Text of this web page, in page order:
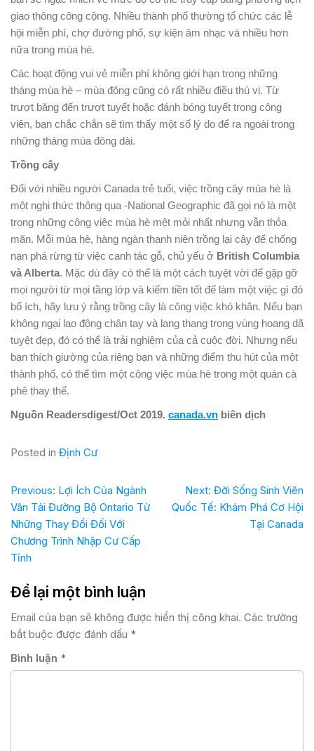
giao thông công cộng. Nhiều thành phố thường tổ chức các lễ
hội miễn phí, chợ đường phố, sự kiện âm nhạc và nhiều hơn
nữa trong mùa hè.
Các hoạt động vui vẻ miễn phí không giới hạn trong những
tháng mùa hè – mùa đông cũng có rất nhiều điều thú vị. Từ
trượt băng đến trượt tuyết hoặc đánh bóng tuyết trong công
viên, bạn chắc chắn sẽ tìm thấy một số lý do để ra ngoài trong
những tháng mùa đông dài.
Trồng cây
Đối với nhiều người Canada trẻ tuổi, việc trồng cây mùa hè là
một nghi thức thông qua -National Geographic đã gọi nó là một
trong những công việc mùa hè mệt mỏi nhất nhưng vẫn thỏa
mãn. Mỗi mùa hè, hàng ngàn thanh niên trồng lại cây để chống
nạn phá rừng từ việc canh tác gỗ, chủ yếu ở British Columbia
và Alberta. Mặc dù đây có thể là một cách tuyệt vời để gặp gỡ
mọi người từ mọi tầng lớp và kiếm tiền tốt để làm một việc gì đó
bổ ích, hãy lưu ý rằng trồng cây là công việc khó khăn. Nếu bạn
không ngại lao động chân tay và lang thang trong vùng hoang dã
tuyệt đẹp, đó có thể là trải nghiệm của cả cuộc đời. Nhưng nếu
bạn thích giường của riêng bạn và những điểm thu hút của một
thành phố, có thể tìm một công việc mùa hè trong một quán cà
phê thay thế.
Nguồn Readersdigest/Oct 2019. canada.vn biên dịch
Posted in Định Cư
Previous: Lợi Ích Của Ngành
Vân Tải Đường Bộ Ontario Từ
Những Thay Đổi Đối Với
Chương Trình Nhập Cư Cấp
Tỉnh
Next: Đời Sống Sinh Viên
Quốc Tế: Khám Phá Cơ Hội
Tại Canada
Để lại một bình luận
Email của bạn sẽ không được hiển thị công khai. Các trường
bắt buộc được đánh dấu *
Bình luận *